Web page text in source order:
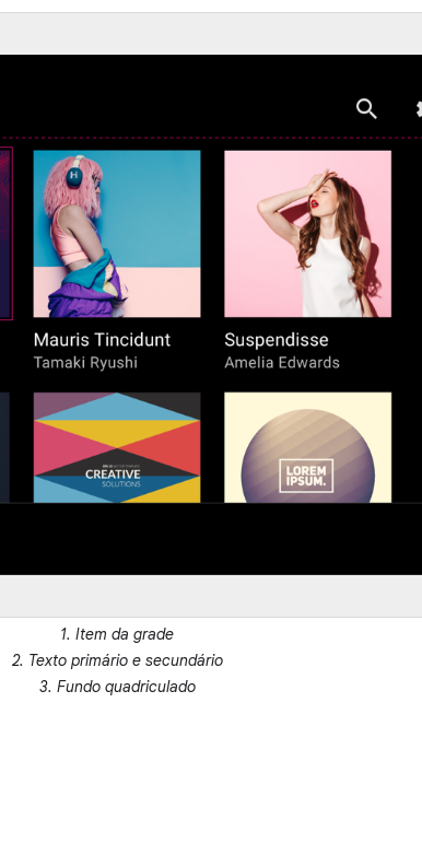
1. Item da grade
2. Texto primário e secundário
3. Fundo quadriculado